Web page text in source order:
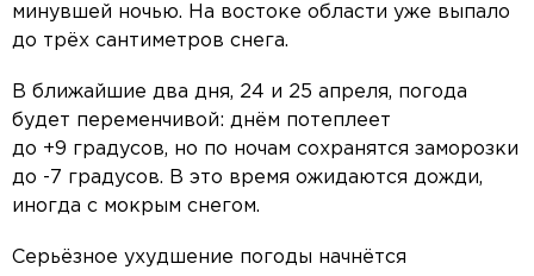
минувшей ночью. На востоке области уже выпало
до трёх сантиметров снега.
В ближайшие два дня, 24 и 25 апреля, погода
будет переменчивой: днём потеплеет
до +9 градусов, но по ночам сохранятся заморозки
до -7 градусов. В это время ожидаются дожди,
иногда с мокрым снегом.
Серьёзное ухудшение погоды начнётся